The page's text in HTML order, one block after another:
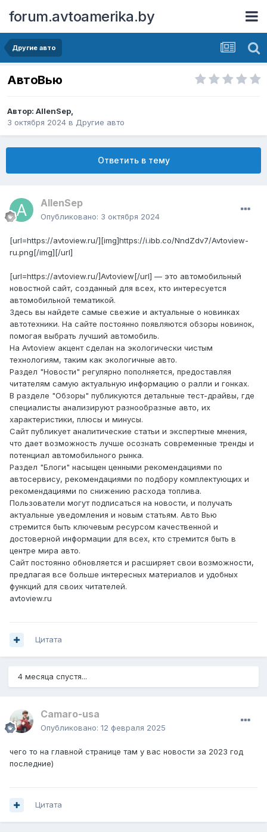
forum.avtoamerika.by
Другие авто
АвтоВью
Автор: AllenSep,
3 октября 2024 в Другие авто
Ответить в тему
AllenSep
Опубликовано: 3 октября 2024
[url=https://avtoview.ru/][img]https://i.ibb.co/NndZdv7/Avtoview-
ru.png[/img][/url]
[url=https://avtoview.ru/]Avtoview[/url] — это автомобильный
новостной сайт, созданный для всех, кто интересуется
автомобильной тематикой.
Здесь вы найдете самые свежие и актуальные о новинках
автотехники. На сайте постоянно появляются обзоры новинок,
помогая выбрать лучший автомобиль.
На Avtoview акцент сделан на экологически чистым
технологиям, таким как экологичные авто.
Раздел "Новости" регулярно пополняется, предоставляя
читателям самую актуальную информацию о ралли и гонках.
В разделе "Обзоры" публикуются детальные тест-драйвы, где
специалисты анализируют разнообразные авто, их
характеристики, плюсы и минусы.
Сайт публикует аналитические статьи и экспертные мнения,
что дает возможность лучше осознать современные тренды и
потенциал автомобильного рынка.
Раздел "Блоги" насыщен ценными рекомендациями по
автосервису, рекомендациями по подбору комплектующих и
рекомендациями по снижению расхода топлива.
Пользователи могут подписаться на новости, и получать
актуальные уведомления и новым статьям. Авто Вью
стремится быть ключевым ресурсом качественной и
достоверной информации для всех, кто стремится быть в
центре мира авто.
Сайт постоянно обновляется и расширяет свои возможности,
предлагая все больше интересных материалов и удобных
функций для своих читателей.
avtoview.ru
Цитата
4 месяца спустя...
Camaro-usa
Опубликовано: 12 февраля 2025
чего то на главной странице там у вас новости за 2023 год
последние)
Цитата